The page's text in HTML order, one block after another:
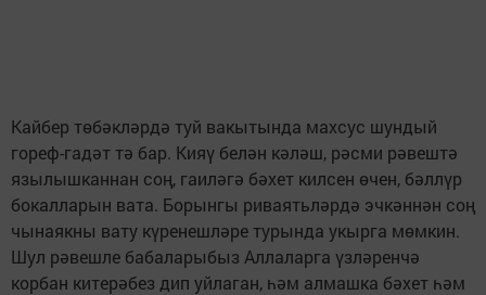
Кайбер төбәкләрдә туй вакытында махсус шундый
гореф-гадәт тә бар. Кияү белән кәләш, рәсми рәвештә
язылышканнан соң, гаиләгә бәхет килсен өчен, бәллүр
бокалларын вата. Борынгы риваятьләрдә эчкәннән соң
чынаякны вату күренешләре турында укырга мөмкин.
Шул рәвешле бабаларыбыз Аллаларга үзләренчә
корбан китерәбез дип уйлаган, һәм алмашка бәхет һәм